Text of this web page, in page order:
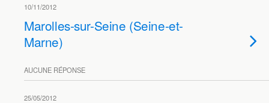
10/11/2012
Marolles-sur-Seine (Seine-et-
Marne)
AUCUNE RÉPONSE
25/05/2012